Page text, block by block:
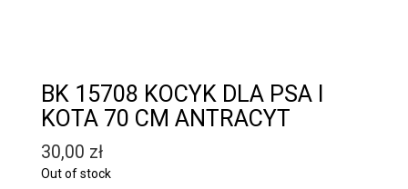
BK 15708 KOCYK DLA PSA I
KOTA 70 CM ANTRACYT
30,00 zł
Out of stock